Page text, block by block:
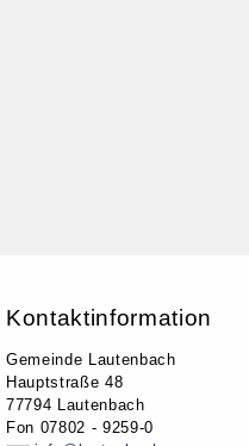
Kontaktinformation
Gemeinde Lautenbach
Hauptstraße 48
77794 Lautenbach
Fon 07802 - 9259-0